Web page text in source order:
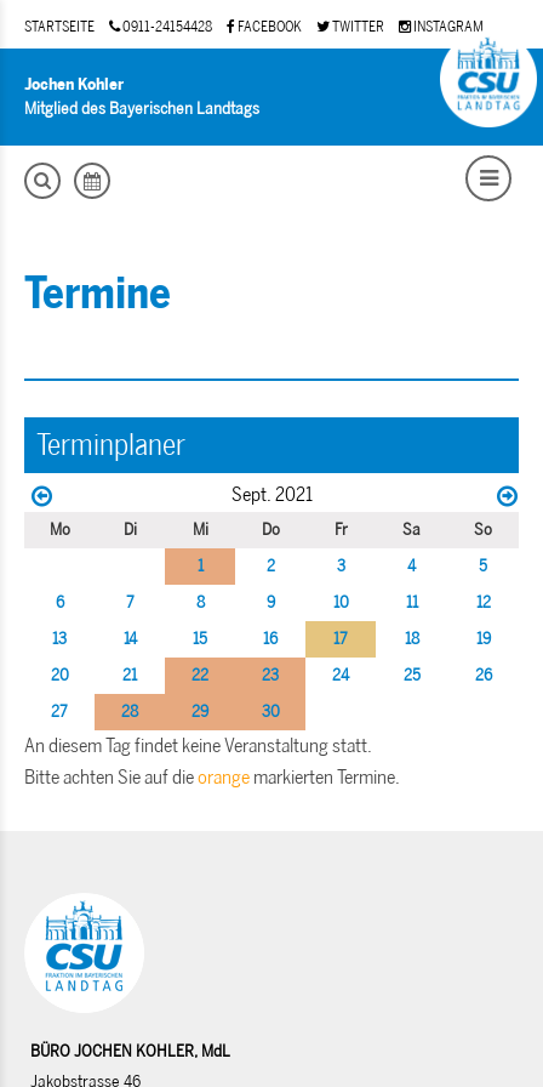
STARTSEITE 0911-24154428 FACEBOOK TWITTER INSTAGRAM
Jochen Kohler
Mitglied des Bayerischen Landtags
Termine
Terminplaner
Sept. 2021
Mo Di Mi Do Fr Sa
So
1
2 3 4
5
6
7 8 9 10 11
12
13
14 15 16 17 18
19
20
21 22 23 24 25
26
27
28 29 30
An diesem Tag findet keine Veranstaltung statt.
Bitte achten Sie auf dieorange markierten Termine.
BÜRO JOCHEN KOHLER, MdL
Jakobstrasse 46